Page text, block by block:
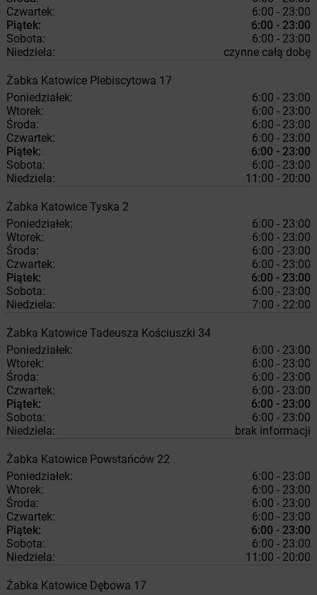
Czwartek:
6:00 - 23:00
Piątek:
6:00 - 23:00
Sobota:
6:00 - 23:00
Niedziela:
czynne całą dobę
Żabka Katowice Plebiscytowa 17
Poniedziałek:
6:00 - 23:00
Wtorek:
6:00 - 23:00
Środa:
6:00 - 23:00
Czwartek:
6:00 - 23:00
Piątek:
6:00 - 23:00
Sobota:
6:00 - 23:00
Niedziela:
11:00 - 20:00
Żabka Katowice Tyska 2
Poniedziałek:
6:00 - 23:00
Wtorek:
6:00 - 23:00
Środa:
6:00 - 23:00
Czwartek:
6:00 - 23:00
Piątek:
6:00 - 23:00
Sobota:
6:00 - 23:00
Niedziela:
7:00 - 22:00
Żabka Katowice Tadeusza Kościuszki 34
Poniedziałek:
6:00 - 23:00
Wtorek:
6:00 - 23:00
Środa:
6:00 - 23:00
Czwartek:
6:00 - 23:00
Piątek:
6:00 - 23:00
Sobota:
6:00 - 23:00
Niedziela:
brak informacji
Żabka Katowice Powstańców 22
Poniedziałek:
6:00 - 23:00
Wtorek:
6:00 - 23:00
Środa:
6:00 - 23:00
Czwartek:
6:00 - 23:00
Piątek:
6:00 - 23:00
Sobota:
6:00 - 23:00
Niedziela:
11:00 - 20:00
Żabka Katowice Dębowa 17